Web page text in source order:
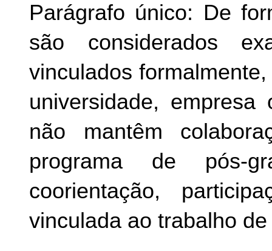
Parágrafo único: De
são considerados
vinculados
universidade,
não mantêm
programa de pós-
coorientação,
vinculada ao trabalho